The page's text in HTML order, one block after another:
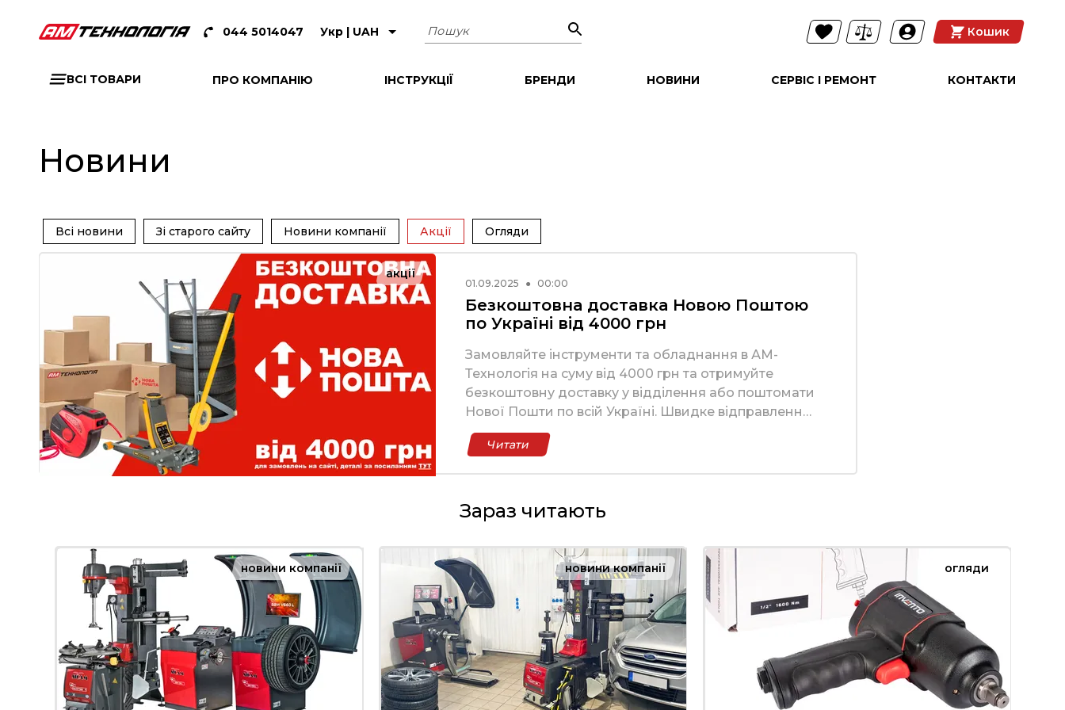
044 5014047 Укр | UAH Пошук Кошик
ВСІ ТОВАРИ ПРО КОМПАНІЮ ІНСТРУКЦІЇ БРЕНДИ НОВИНИ СЕРВІС І РЕМОНТ КОНТАКТИ
Новини
Всі новини Зі старого сайту Новини компанії Акції Огляди
акції
01.09.2025 ● 00:00
Безкоштовна доставка Новою Поштою
по Україні від 4000 грн
Замовляйте інструменти та обладнання в АМ-
Технологія на суму від 4000 грн та отримуйте
безкоштовну доставку у відділення або поштомати
Нової Пошти по всій Україні. Швидке відправлення,
надійність та вигідні умови!
Читати
Зараз читають
новини компанії новини компанії огляди